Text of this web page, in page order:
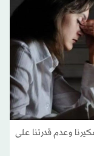
وعدم قدرتنا على